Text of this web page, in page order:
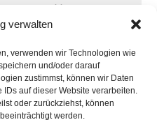
verwalten
verwenden wir Technologien wie
und/oder darauf
zustimmst, können wir Daten
auf dieser Website verarbeiten.
oder zurückziehst, können
werden.